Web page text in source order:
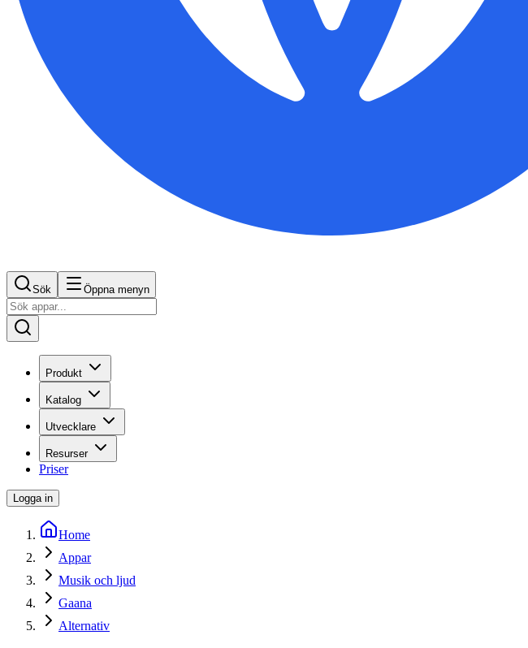
Sök Öppna menyn
Produkt
Katalog
Utvecklare
Resurser
Priser
Logga in
Home
Appar
Musik och ljud
Gaana
Alternativ